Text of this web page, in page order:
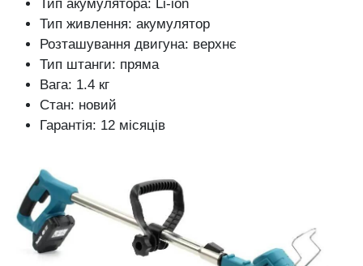
Тип акумулятора: Li-ion
Тип живлення: акумулятор
Розташування двигуна: верхнє
Тип штанги: пряма
Вага: 1.4 кг
Стан: новий
Гарантія: 12 місяців